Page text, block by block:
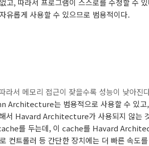
고, 따라서 프로그램이 스스로를 수정할
유롭게 사용할 수 있으므로 범용적이다.
라서 메모리 접근이 잦을수록 성능이 낮아
Architecture는 범용적으로 사용할 수 있고,
서 Havard Architecture가 사용되지 않는
를 두는데, 이 cache를 Havard
컨트롤러 등 간단한 장치에는 더 빠른 속도